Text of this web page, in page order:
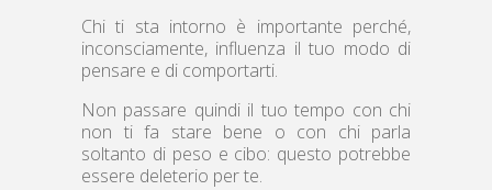
Chi ti sta intorno è importante perché,
inconsciamente, influenza il tuo modo di
pensare e di comportarti.
Non passare quindi il tuo tempo con chi
non ti fa stare bene o con chi parla
soltanto di peso e cibo: questo potrebbe
essere deleterio per te.